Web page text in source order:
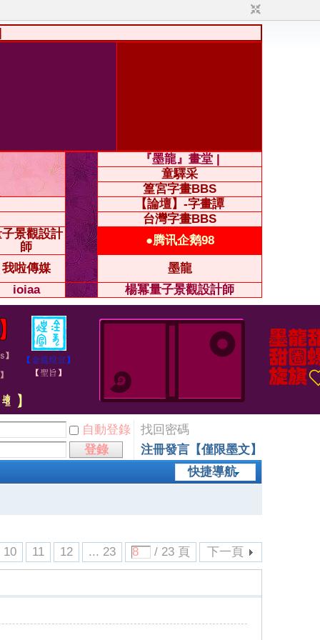
『墨龍』畫堂 |
童驛采
篁宮字畫BBS
【論壇】-字畫譚
台灣字畫BBS
景觀設計
師
●腾讯企鹅98
我啦傳媒
墨龍
ioiaa
楊冪量子景觀設計師
自動登錄
找回密碼
登錄
注冊發言【僅限墨文】
快捷導航
10 11 12 ... 23 / 23 頁 下一頁